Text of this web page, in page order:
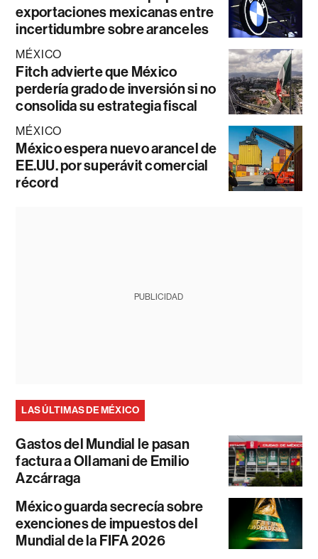
exportaciones mexicanas entre
incertidumbre sobre aranceles
MÉXICO
Fitch advierte que México
perdería grado de inversión si no
consolida su estrategia fiscal
MÉXICO
México espera nuevo arancel de
EE.UU. por superávit comercial
récord
PUBLICIDAD
LAS ÚLTIMAS DE MÉXICO
Gastos del Mundial le pasan
factura a Ollamani de Emilio
Azcárraga
México guarda secrecía sobre
exenciones de impuestos del
Mundial de la FIFA 2026